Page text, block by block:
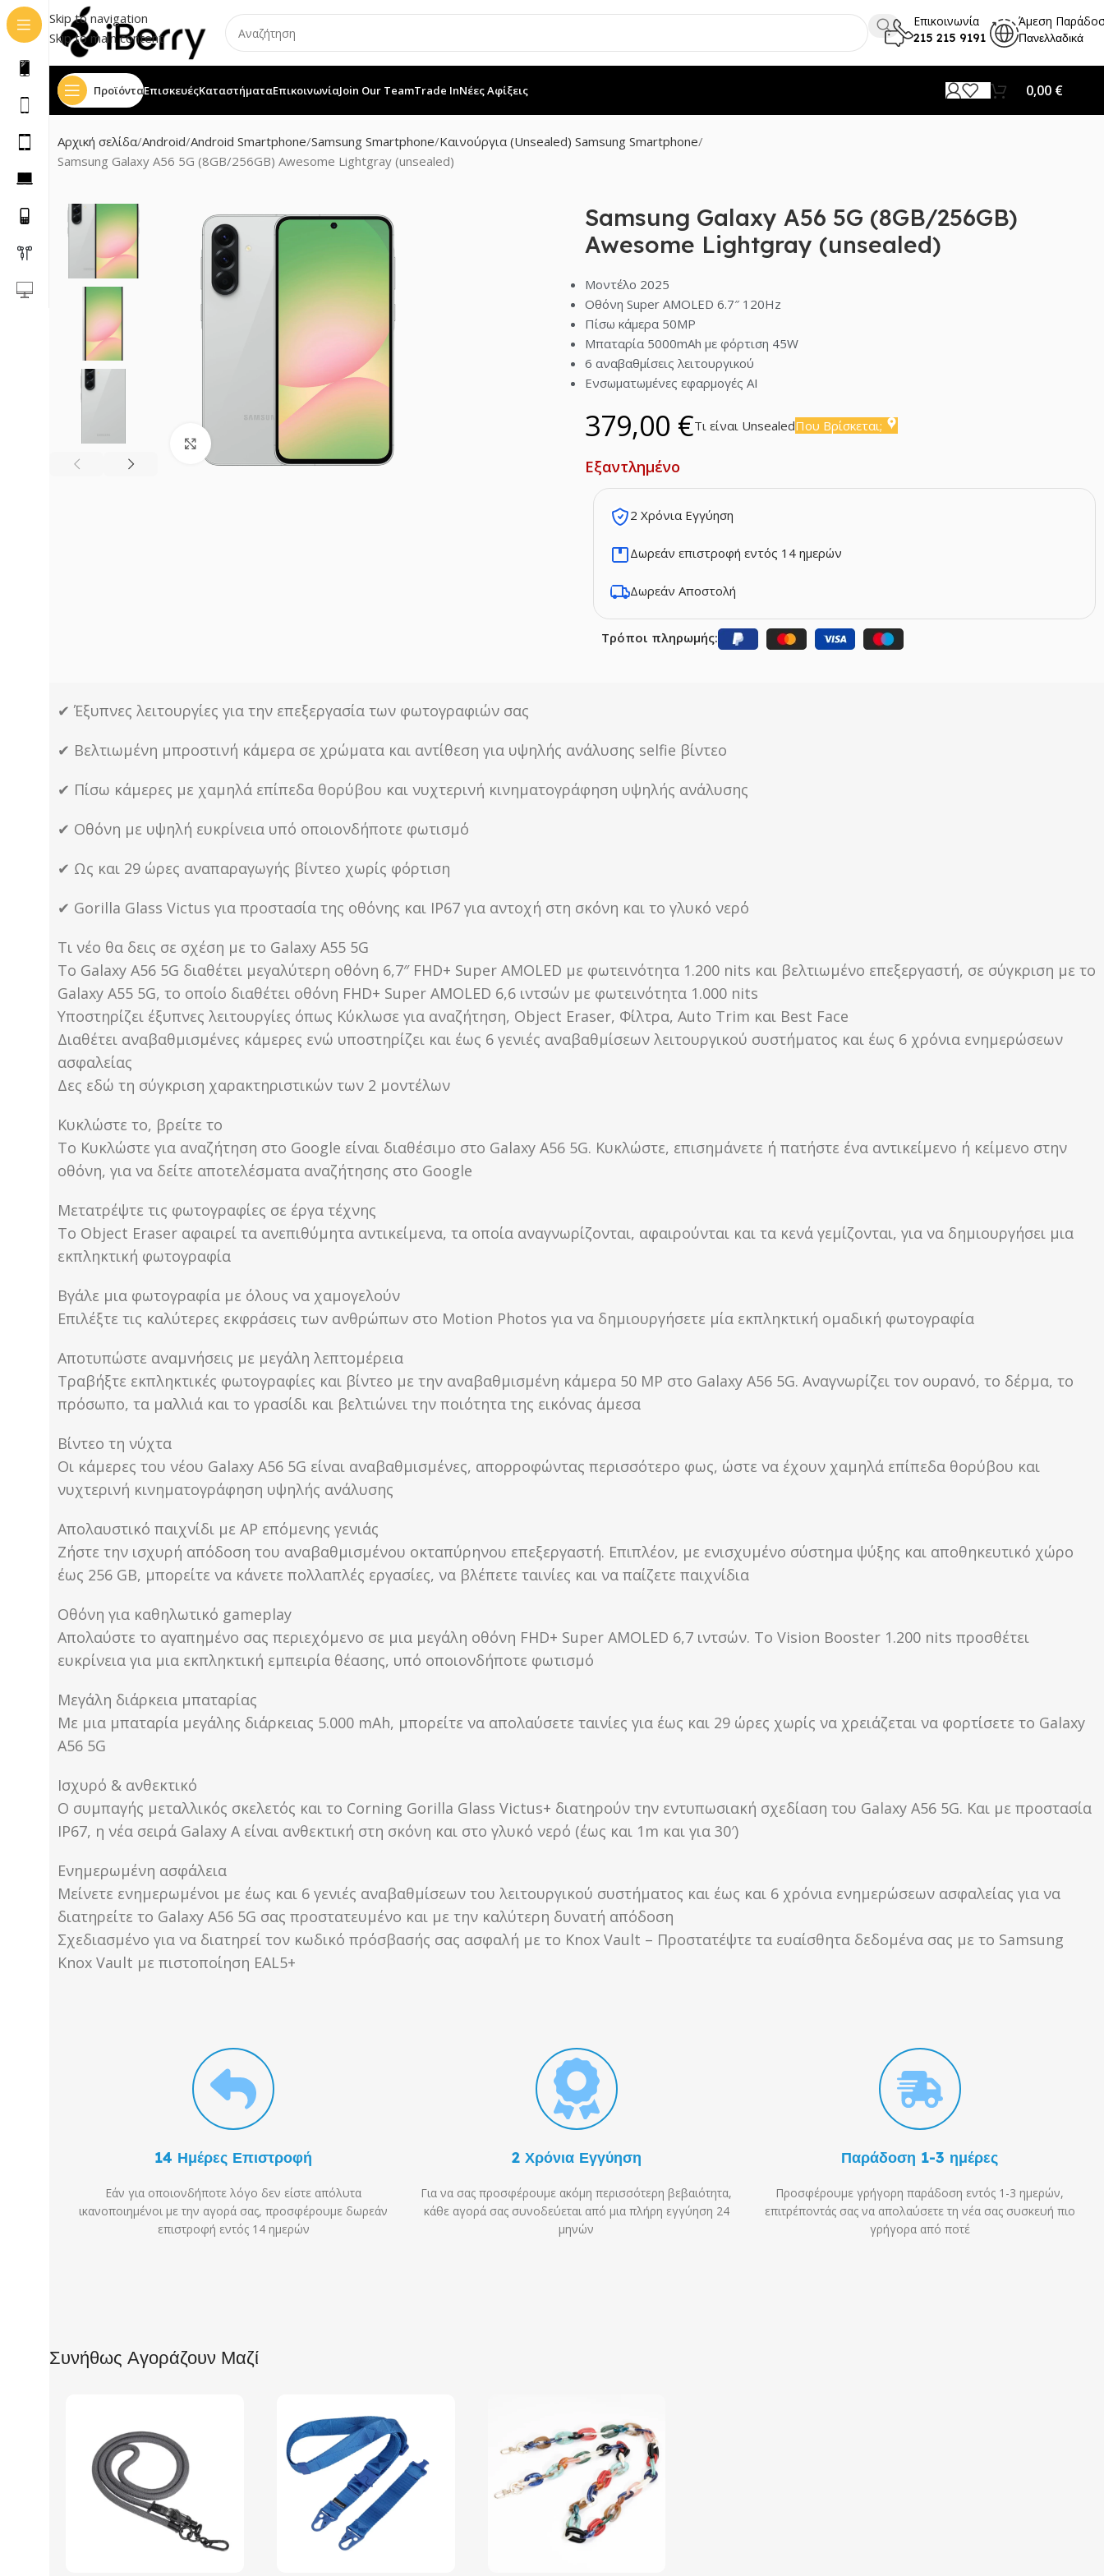
Skip to navigation
Skip to main content
Επικοινωνία
215 215 9191
Άμεση
Πανελλαδικά
ΠροϊόνταΕπισκευέςΚαταστήματαΕπικοινωνίαJoin Our TeamTrade InΝέες Αφίξεις 0,00 €
Αρχική σελίδα Android Android Smartphone Samsung Smartphone Καινούργια (Unsealed) Samsung Smartphone
Samsung Galaxy A56 5G (8GB/256GB) Awesome Lightgray (unsealed)
Samsung Galaxy A56 5G (8GB/256GB)
Awesome Lightgray (unsealed)
Μοντέλο 2025
Οθόνη Super AMOLED 6.7″ 120Hz
Πίσω κάμερα 50MP
Μπαταρία 5000mAh με φόρτιση 45W
6 αναβαθμίσεις λειτουργικού
Ενσωματωμένες εφαρμογές AI
379,00 €Τι είναι UnsealedΠου Βρίσκεται;
Τρόποι πληρωμής:
2 Χρόνια Εγγύηση
Δωρεάν επιστροφή εντός 14 ημερών
Δωρεάν Αποστολή
Εξαντλημένο
✔ Έξυπνες λειτουργίες για την επεξεργασία των φωτογραφιών σας
✔ Βελτιωμένη μπροστινή κάμερα σε χρώματα και αντίθεση για υψηλής ανάλυσης selfie βίντεο
✔ Πίσω κάμερες με χαμηλά επίπεδα θορύβου και νυχτερινή κινηματογράφηση υψηλής ανάλυσης
✔ Οθόνη με υψηλή ευκρίνεια υπό οποιονδήποτε φωτισμό
✔ Ως και 29 ώρες αναπαραγωγής βίντεο χωρίς φόρτιση
✔ Gorilla Glass Victus για προστασία της οθόνης και IP67 για αντοχή στη σκόνη και το γλυκό νερό
Τι νέο θα δεις σε σχέση με το Galaxy A55 5G
Το Galaxy A56 5G διαθέτει μεγαλύτερη οθόνη 6,7″ FHD+ Super AMOLED με φωτεινότητα 1.200 nits και βελτιωμένο επεξεργαστή, σε σύγκριση με το
Galaxy A55 5G, το οποίο διαθέτει οθόνη FHD+ Super AMOLED 6,6 ιντσών με φωτεινότητα 1.000 nits
Υποστηρίζει έξυπνες λειτουργίες όπως Κύκλωσε για αναζήτηση, Object Eraser, Φίλτρα, Auto Trim και Best Face
Διαθέτει αναβαθμισμένες κάμερες ενώ υποστηρίζει και έως 6 γενιές αναβαθμίσεων λειτουργικού συστήματος και έως 6 χρόνια ενημερώσεων
ασφαλείας
Δες εδώ τη σύγκριση χαρακτηριστικών των 2 μοντέλων
Κυκλώστε το, βρείτε το
Το Κυκλώστε για αναζήτηση στο Google είναι διαθέσιμο στο Galaxy A56 5G. Κυκλώστε, επισημάνετε ή πατήστε ένα αντικείμενο ή κείμενο στην
οθόνη, για να δείτε αποτελέσματα αναζήτησης στο Google
Μετατρέψτε τις φωτογραφίες σε έργα τέχνης
Το Object Eraser αφαιρεί τα ανεπιθύμητα αντικείμενα, τα οποία αναγνωρίζονται, αφαιρούνται και τα κενά γεμίζονται, για να δημιουργήσει μια
εκπληκτική φωτογραφία
Βγάλε μια φωτογραφία με όλους να χαμογελούν
Επιλέξτε τις καλύτερες εκφράσεις των ανθρώπων στο Motion Photos για να δημιουργήσετε μία εκπληκτική ομαδική φωτογραφία
Αποτυπώστε αναμνήσεις με μεγάλη λεπτομέρεια
Τραβήξτε εκπληκτικές φωτογραφίες και βίντεο με την αναβαθμισμένη κάμερα 50 MP στο Galaxy A56 5G. Αναγνωρίζει τον ουρανό, το δέρμα, το
πρόσωπο, τα μαλλιά και το γρασίδι και βελτιώνει την ποιότητα της εικόνας άμεσα
Βίντεο τη νύχτα
Οι κάμερες του νέου Galaxy A56 5G είναι αναβαθμισμένες, απορροφώντας περισσότερο φως, ώστε να έχουν χαμηλά επίπεδα θορύβου και
νυχτερινή κινηματογράφηση υψηλής ανάλυσης
Απολαυστικό παιχνίδι με AP επόμενης γενιάς
Ζήστε την ισχυρή απόδοση του αναβαθμισμένου οκταπύρηνου επεξεργαστή. Επιπλέον, με ενισχυμένο σύστημα ψύξης και αποθηκευτικό χώρο
έως 256 GB, μπορείτε να κάνετε πολλαπλές εργασίες, να βλέπετε ταινίες και να παίζετε παιχνίδια
Οθόνη για καθηλωτικό gameplay
Απολαύστε το αγαπημένο σας περιεχόμενο σε μια μεγάλη οθόνη FHD+ Super AMOLED 6,7 ιντσών. Το Vision Booster 1.200 nits προσθέτει
ευκρίνεια για μια εκπληκτική εμπειρία θέασης, υπό οποιονδήποτε φωτισμό
Μεγάλη διάρκεια μπαταρίας
Με μια μπαταρία μεγάλης διάρκειας 5.000 mAh, μπορείτε να απολαύσετε ταινίες για έως και 29 ώρες χωρίς να χρειάζεται να φορτίσετε το Galaxy
A56 5G
Ισχυρό & ανθεκτικό
Ο συμπαγής μεταλλικός σκελετός και το Corning Gorilla Glass Victus+ διατηρούν την εντυπωσιακή σχεδίαση του Galaxy A56 5G. Και με προστασία
IP67, η νέα σειρά Galaxy A είναι ανθεκτική στη σκόνη και στο γλυκό νερό (έως και 1m και για 30′)
Ενημερωμένη ασφάλεια
Μείνετε ενημερωμένοι με έως και 6 γενιές αναβαθμίσεων του λειτουργικού συστήματος και έως και 6 χρόνια ενημερώσεων ασφαλείας για να
διατηρείτε το Galaxy A56 5G σας προστατευμένο και με την καλύτερη δυνατή απόδοση
Σχεδιασμένο για να διατηρεί τον κωδικό πρόσβασής σας ασφαλή με το Knox Vault – Προστατέψτε τα ευαίσθητα δεδομένα σας με το Samsung
Knox Vault με πιστοποίηση EAL5+
14 Ημέρες Επιστροφή
Εάν για οποιονδήποτε λόγο δεν είστε απόλυτα
ικανοποιημένοι με την αγορά σας, προσφέρουμε δωρεάν
επιστροφή εντός 14 ημερών
2 Χρόνια Εγγύηση
Για να σας προσφέρουμε ακόμη περισσότερη βεβαιότητα,
κάθε αγορά σας συνοδεύεται από μια πλήρη εγγύηση 24
μηνών
Παράδοση 1-3 ημέρες
Προσφέρουμε γρήγορη παράδοση εντός 1-3 ημερών,
επιτρέποντάς σας να απολαύσετε τη νέα σας συσκευή πιο
γρήγορα από ποτέ
Συνήθως Αγοράζουν Μαζί